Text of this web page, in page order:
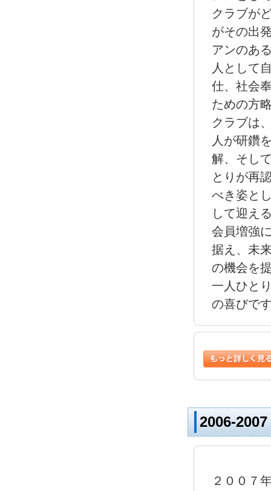
クラブが
がその出
アンのあ
人として
仕、社会
ための方
クラブは
人が研鑽
解、そし
とりが再
べき姿と
して迎え
会員増強
据え、未
の機会を
一人ひと
の喜びで
2006-
２００７